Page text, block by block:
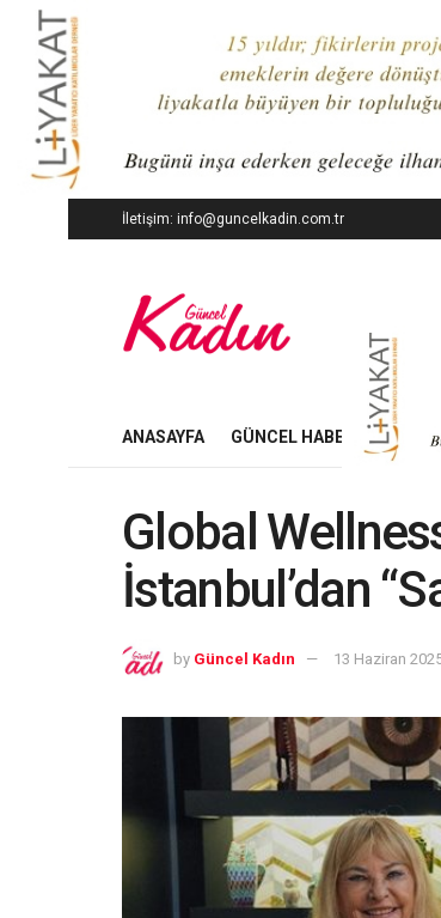
İletişim: info@guncelkadin.com.tr
ANASAYFA GÜNCEL HABERLER İŞ
Global
İstanbul’dan
by Güncel Kadın 13 Haziran